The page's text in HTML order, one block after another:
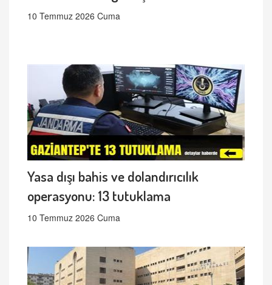
10 Temmuz 2026 Cuma
Yasa dışı bahis ve dolandırıcılık
operasyonu: 13 tutuklama
10 Temmuz 2026 Cuma